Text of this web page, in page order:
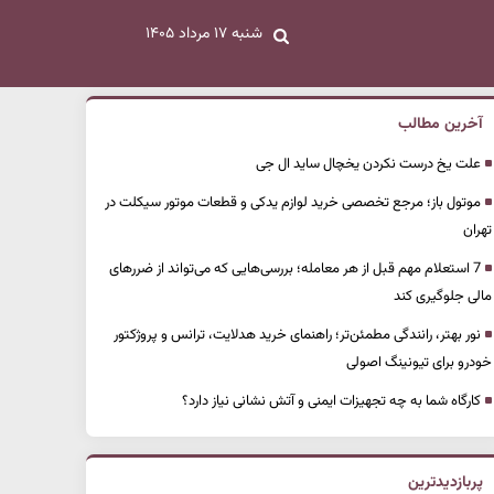
شنبه ۱۷ مرداد ۱۴۰۵
آخرین مطالب
علت یخ درست نکردن یخچال ساید ال جی
موتول باز؛ مرجع تخصصی خرید لوازم یدکی و قطعات موتور سیکلت در
تهران
7 استعلام مهم قبل از هر معامله؛ بررسی‌هایی که می‌تواند از ضررهای
مالی جلوگیری کند
نور بهتر، رانندگی مطمئن‌تر؛ راهنمای خرید هدلایت، ترانس و پروژکتور
خودرو برای تیونینگ اصولی
کارگاه شما به چه تجهیزات ایمنی و آتش نشانی نیاز دارد؟
پربازدیدترین